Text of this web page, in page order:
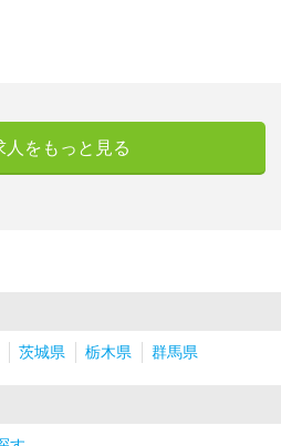
人をもっと見る
茨城県 栃木県 群馬県